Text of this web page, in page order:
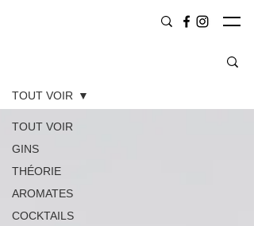
TOUT VOIR
GINS
THÉORIE
AROMATES
COCKTAILS
TOUT VOIR